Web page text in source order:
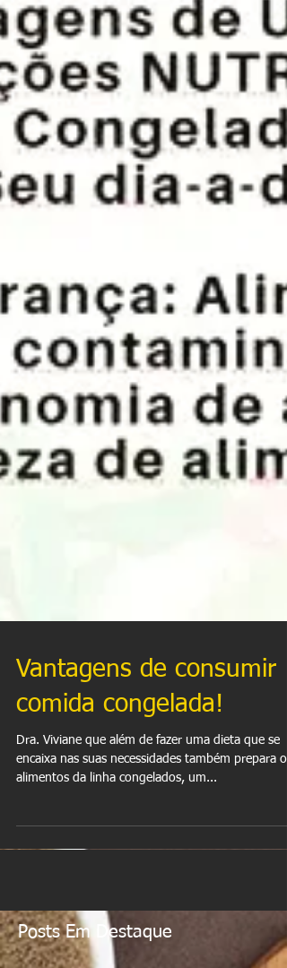
Vantagens de consumir
comida congelada!
encaixa nas suas necessidades também prepara os